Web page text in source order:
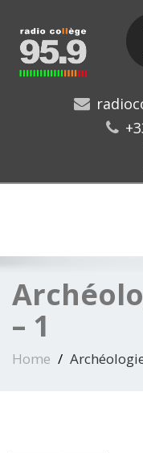
– 1
Home